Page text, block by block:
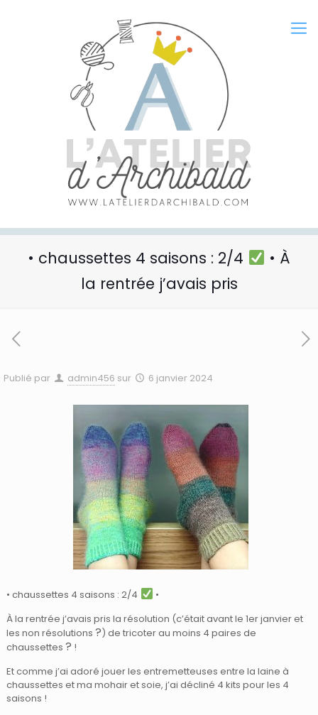
• chaussettes 4 saisons : 2/4
• À
la rentrée j’avais pris
Publié par admin456 sur 6 janvier 2024
• chaussettes 4 saisons : 2/4
•
À la rentrée j’avais pris la résolution (c’était avant le 1er janvier et
les non résolutions?) de tricoter au moins 4 paires de
chaussettes? !
Et comme j’ai adoré jouer les entremetteuses entre la laine à
chaussettes et ma mohair et soie, j’ai décliné 4 kits pour les 4
saisons !